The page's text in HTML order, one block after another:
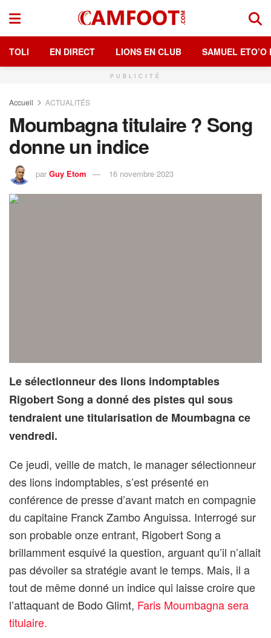
TOLI EN DIRECT LIONS EN CLUB SAMUEL ETO’O
PUBLICITÉ
Accueil ACTUALITÉS
Moumbagna titulaire ? Song
donne un indice
par Guy Etom 16 novembre 2023
Le sélectionneur des lions indomptables
Rigobert Song a donné des pistes qui sous
tendraient une titularisation de Moumbagna ce
vendredi.
Ce jeudi, veille de match, le manager sélectionneur
des lions indomptables, s’est présenté en
conférence de presse d’avant match en compagnie
du capitaine Franck Zambo Anguissa. Interrogé sur
son probable onze entrant, Rigobert Song a
brillamment esquivé la question, arguant qu’il n’allait
pas dévoiler sa stratégie avant le temps. Mais, il a
tout de même donné un indice qui laisse croire que
l’attaquant de Bodo Glimt, Faris Moumbagna sera
titulaire.